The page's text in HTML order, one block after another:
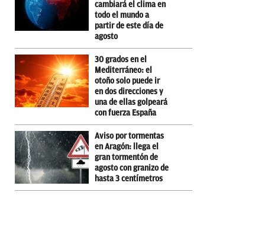
cambiará el clima en
todo el mundo a
partir de este día de
agosto
30 grados en el
Mediterráneo: el
otoño solo puede ir
en dos direcciones y
una de ellas golpeará
con fuerza España
Aviso por tormentas
en Aragón: llega el
gran tormentón de
agosto con granizo de
hasta 3 centímetros